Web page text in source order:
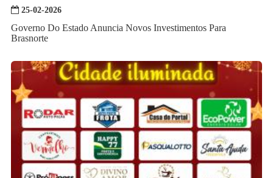
25-02-2026
Governo Do Estado Anuncia Novos Investimentos Para
Brasnorte